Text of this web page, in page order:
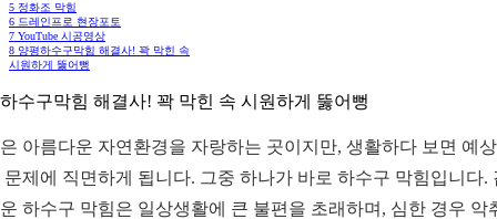
5 정화조 막힘
6 드레인프로 현장포토
7 YouTube 시공영상
8 양평하수구막힘 해결사! 꽉 막힌 속
시원하게 뚫어뻥
수구막힘 해결사! 꽉 막힌 속 시원하게 뚫어뻥
아름다운 자연환경을 자랑하는 곳이지만, 생활하다 보면 예
문제에 직면하게 됩니다. 그중 하나가 바로 하수구 막힘입니다.
하수구 막힘은 일상생활에 큰 불편을 초래하며, 심한 경우 악